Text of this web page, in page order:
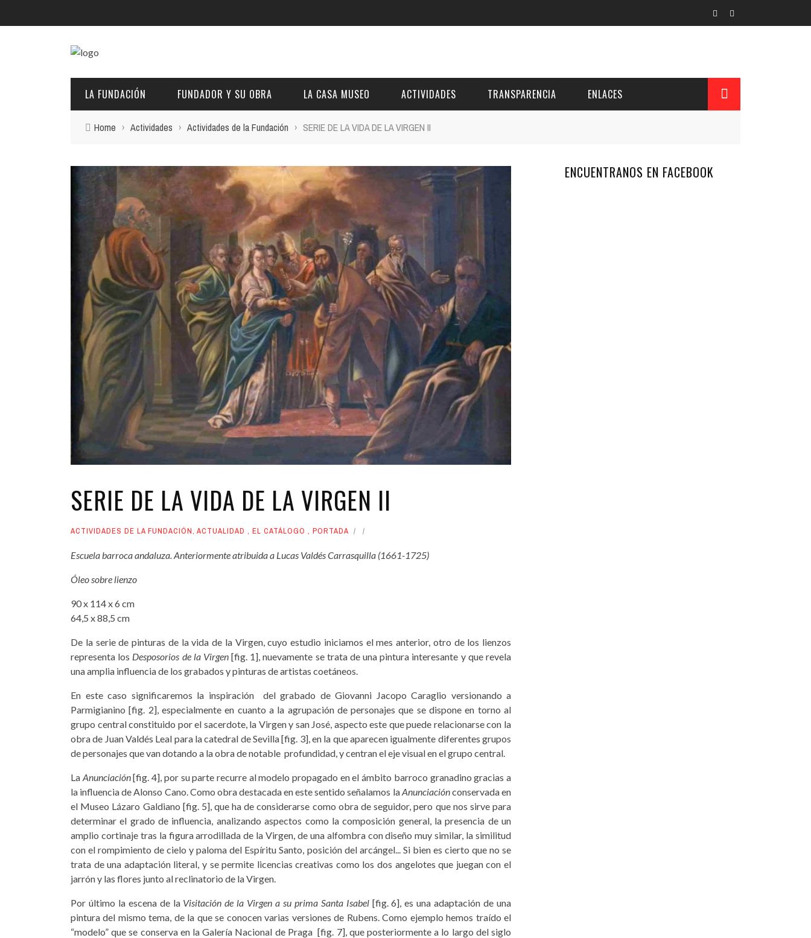
LA FUNDACIÓN
FINES
EL PATRONATO: COMPETENCIAS Y COMPOSICIÓN ACTUAL
FUNDADOR Y SU OBRA
PINTURAS
LA CASA MUSEO
VIDEOS
GALERÍA
FOTOMONTAJES
ACTIVIDADES
OTRAS ACTIVIDADES DE ÁMBITO COMARCAL Y PROVINCIAL
TRANSPARENCIA
REUNIONES Y ACUERDOS DEL PATRONATO
ENLACES
Home › Actividades › Actividades de la Fundación › SERIE DE LA VIDA DE LA VIRGEN II
SERIE DE LA VIDA DE LA VIRGEN II
ACTIVIDADES DE LA FUNDACIÓN, ACTUALIDAD , EL CATÁLOGO , PORTADA
Escuela barroca andaluza. Anteriormente atribuida a Lucas Valdés Carrasquilla (1661-1725)
Óleo sobre lienzo
90 x 114 x 6 cm
64,5 x 88,5 cm
De la serie de pinturas de la vida de la Virgen, cuyo estudio iniciamos el mes anterior, otro de los lienzos
representa los Desposorios de la Virgen[fig. 1], nuevamente se trata de una pintura interesante y que revela
una amplia influencia de los grabados y pinturas de artistas coetáneos.
En este caso significaremos la inspiración del grabado de Giovanni Jacopo Caraglio versionando a
Parmigianino [fig. 2], especialmente en cuanto a la agrupación de personajes que se dispone en torno al
grupo central constituido por el sacerdote, la Virgen y san José, aspecto este que puede relacionarse con la
obra de Juan Valdés Leal para la catedral de Sevilla [fig. 3], en la que aparecen igualmente diferentes grupos
de personajes que van dotando a la obra de notable profundidad, y centran el eje visual en el grupo central.
La Anunciación[fig. 4], por su parte recurre al modelo propagado en el ámbito barroco granadino gracias a
la influencia de Alonso Cano. Como obra destacada en este sentido señalamos laAnunciaciónconservada en
el Museo Lázaro Galdiano [fig. 5], que ha de considerarse como obra de seguidor, pero que nos sirve para
determinar el grado de influencia, analizando aspectos como la composición general, la presencia de un
amplio cortinaje tras la figura arrodillada de la Virgen, de una alfombra con diseño muy similar, la similitud
con el rompimiento de cielo y paloma del Espíritu Santo, posición del arcángel... Si bien es cierto que no se
trata de una adaptación literal, y se permite licencias creativas como los dos angelotes que juegan con el
jarrón y las flores junto al reclinatorio de la Virgen.
Por último la escena de la Visitación de la Virgen a su prima Santa Isabel [fig. 6], es una adaptación de una
pintura del mismo tema, de la que se conocen varias versiones de Rubens. Como ejemplo hemos traído el
“modelo” que se conserva en la Galería Nacional de Praga [fig. 7], que posteriormente a lo largo del siglo
ENCUENTRANOS EN FACEBOOK